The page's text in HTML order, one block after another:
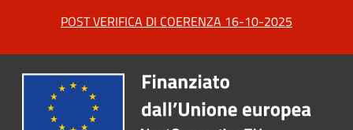
POST VERIFICA DI COERENZA 16-10-2025